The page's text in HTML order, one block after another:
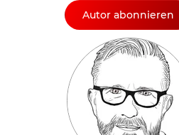
Autor abonnieren